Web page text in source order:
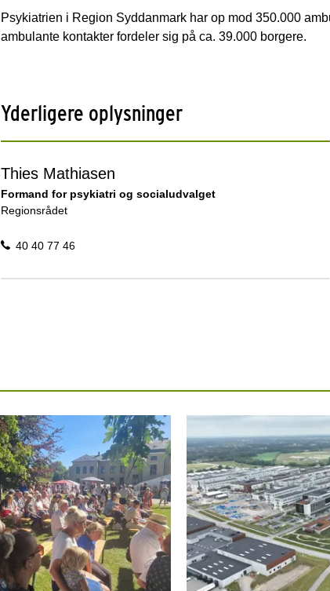
Psykiatrien i Region Syddanmark har op mod 350.000
ambulante kontakter fordeler sig på ca. 39.000 borgere.
Yderligere oplysninger
Thies Mathiasen
Formand for psykiatri og socialudvalget
Regionsrådet
40 40 77 46